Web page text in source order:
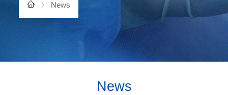
News
News